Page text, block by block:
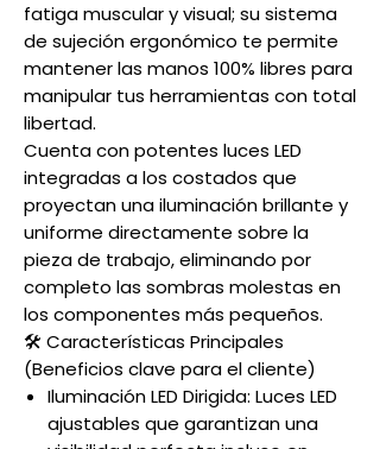
fatiga muscular y visual; su sistema
de sujeción ergonómico te permite
mantener las manos 100% libres para
manipular tus herramientas con total
libertad.
Cuenta con potentes luces LED
integradas a los costados que
proyectan una iluminación brillante y
uniforme directamente sobre la
pieza de trabajo, eliminando por
completo las sombras molestas en
los componentes más pequeños.
🛠️ Características Principales
(Beneficios clave para el cliente)
Iluminación LED Dirigida: Luces LED
ajustables que garantizan una